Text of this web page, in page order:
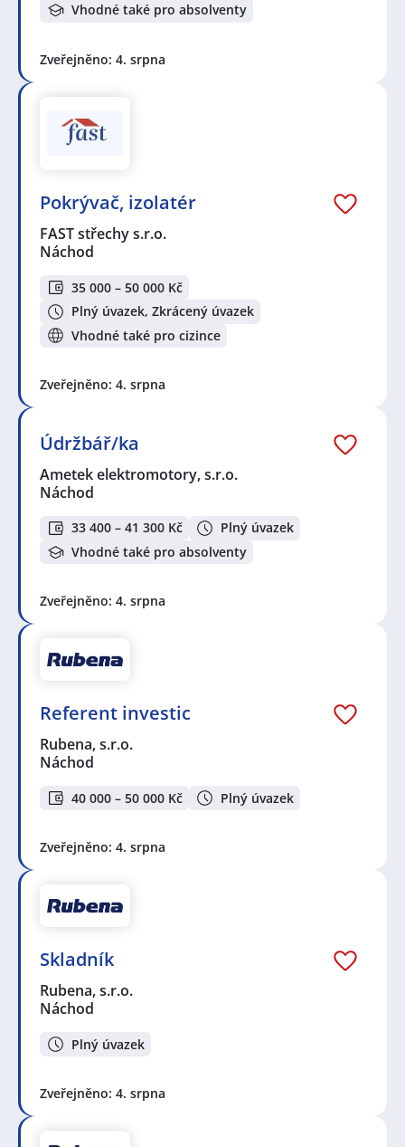
Vhodné také pro absolventy
Zveřejněno: 4. srpna
Pokrývač, izolatér
FAST střechy s.r.o.
Náchod
35 000 – 50 000 Kč
Plný úvazek, Zkrácený úvazek
Vhodné také pro cizince
Zveřejněno: 4. srpna
Údržbář/ka
Ametek elektromotory, s.r.o.
Náchod
33 400 – 41 300 Kč
Plný úvazek
Vhodné také pro absolventy
Zveřejněno: 4. srpna
Referent investic
Rubena, s.r.o.
Náchod
40 000 – 50 000 Kč Plný úvazek
Zveřejněno: 4. srpna
Skladník
Rubena, s.r.o.
Náchod
Plný úvazek
Zveřejněno: 4. srpna